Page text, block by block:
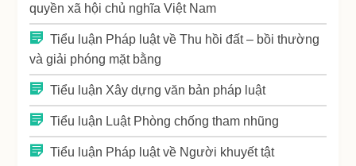
quyền xã hội chủ nghĩa Việt Nam
Tiểu luận Pháp luật về Thu hồi đất – bồi thường
và giải phóng mặt bằng
Tiểu luận Xây dựng văn bản pháp luật
Tiểu luận Luật Phòng chống tham nhũng
Tiểu luận Pháp luật về Người khuyết tật